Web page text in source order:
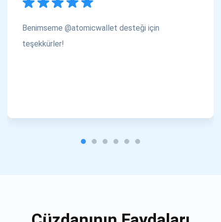
Benimseme @atomicwallet desteği için
teşekkürler!